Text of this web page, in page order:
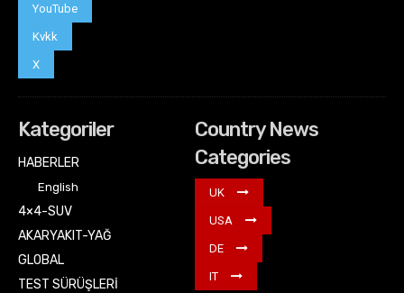
YouTube
Kvkk
X
Kategoriler
HABERLER
English
4×4-SUV
AKARYAKIT-YAĞ
GLOBAL
TEST SÜRÜŞLERİ
Country News
Categories
UK
USA
DE
IT